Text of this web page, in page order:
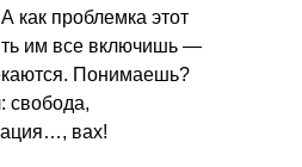
как проблемка этот
им все включишь —
Понимаешь?
свобода,
вах!